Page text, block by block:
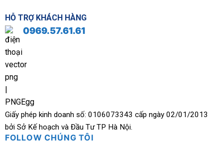
HỖ TRỢ KHÁCH HÀNG
0969.57.61.61
Giấy phép kinh doanh số: 0106073343 cấp ngày 02/01/2013
bởi Sở Kế hoạch và Đầu Tư TP Hà Nội.
FOLLOW CHÚNG TÔI